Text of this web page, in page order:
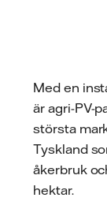
Med en
är agri-PV-
största
Tyskland
åkerbruk
hektar.